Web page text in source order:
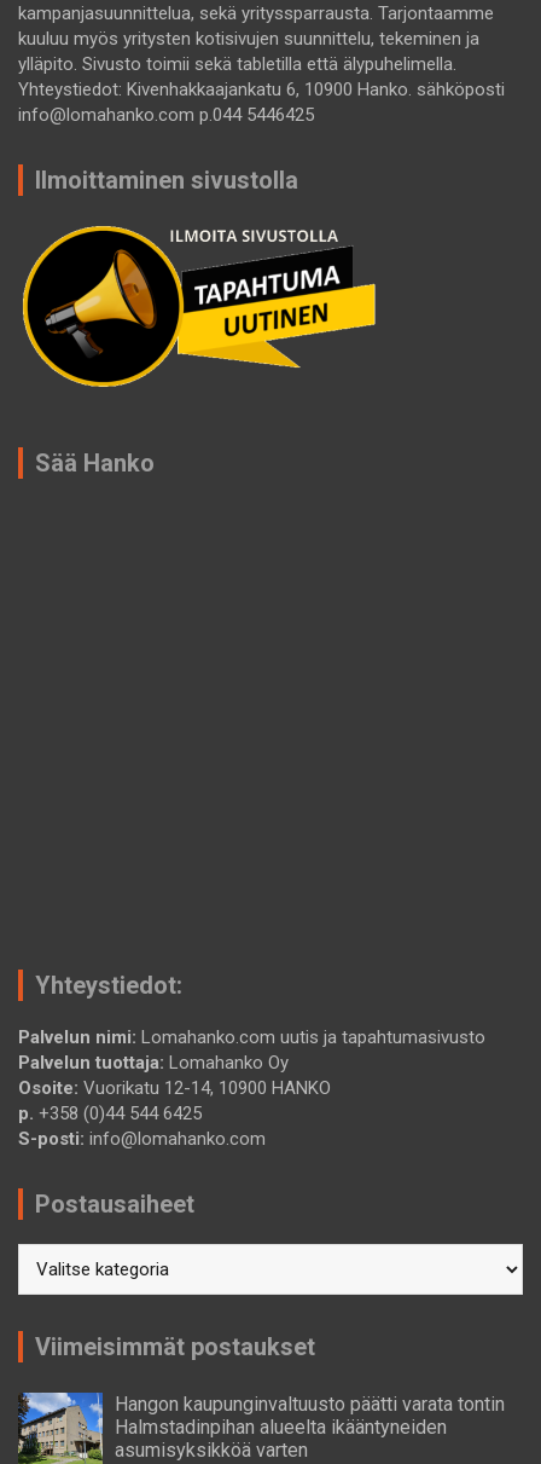
kampanjasuunnittelua, sekä yrityssparrausta. Tarjontaamme
kuuluu myös yritysten kotisivujen suunnittelu, tekeminen ja
ylläpito. Sivusto toimii sekä tabletilla että älypuhelimella.
Yhteystiedot: Kivenhakkaajankatu 6, 10900 Hanko. sähköposti
info@lomahanko.com p.044 5446425
Ilmoittaminen sivustolla
Sää Hanko
Yhteystiedot:
Palvelun nimi: Lomahanko.com uutis ja tapahtumasivusto
Palvelun tuottaja: Lomahanko Oy
Osoite: Vuorikatu 12-14, 10900 HANKO
p. +358 (0)44 544 6425
S-posti: info@lomahanko.com
Postausaiheet
Viimeisimmät postaukset
Hangon kaupunginvaltuusto päätti varata tontin
Halmstadinpihan alueelta ikääntyneiden
asumisyksikköä varten